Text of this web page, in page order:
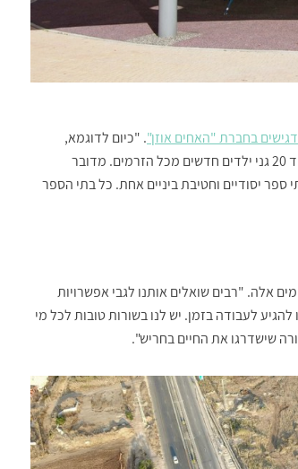
בחברת "האחים אוזן". "כיום לדוגמא,
פועלים במקום לא פחות מ-61 גני ילדים, ובשנה הקרובה מתוכננים להיפתח עוד 20 גני ילדים חדשים מכל הזרמים. מדובר
יסודיים וחטיבת ביניים אחת. כל בתי הספר
אלה. "רבים שואלים אותנו לגבי אפשרויות
לעבודה בזמן. יש לנו בשורות טובות לכל מי
שישדרגו את החיים בחריש".